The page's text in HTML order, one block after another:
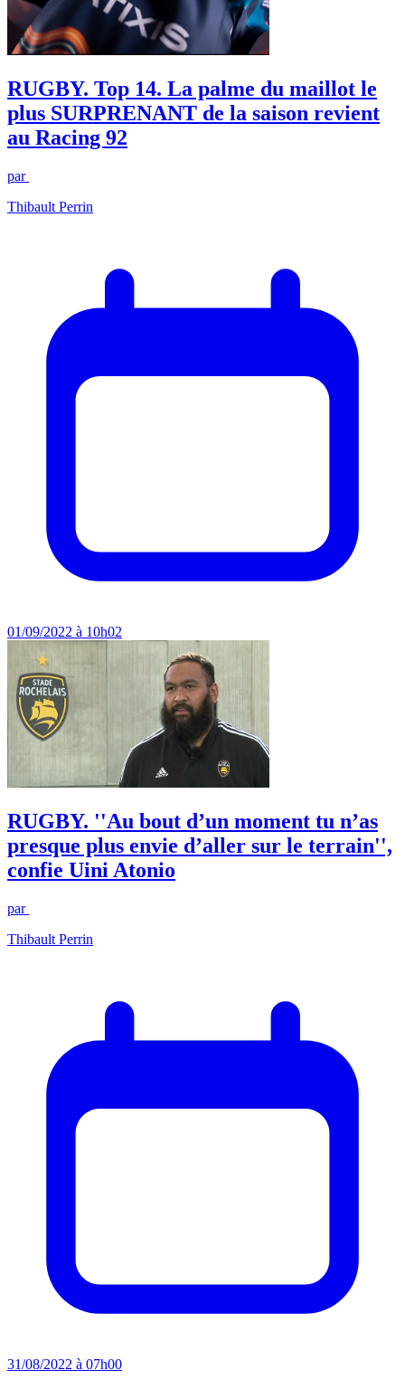
RUGBY. Top 14. La palme du maillot le
plus SURPRENANT de la saison revient
au Racing 92
par
Thibault Perrin
01/09/2022 à 10h02
RUGBY. ''Au bout d’un moment tu n’as
presque plus envie d’aller sur le terrain'',
confie Uini Atonio
par
Thibault Perrin
31/08/2022 à 07h00